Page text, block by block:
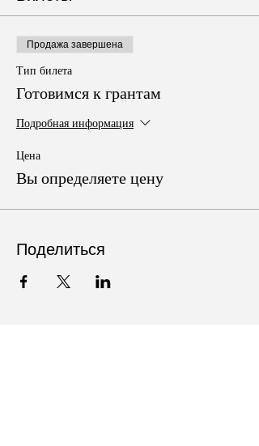
Продажа завершена
Тип билета
Готовимся к грантам
Подробная информация
Цена
Вы определяете цену
Поделиться